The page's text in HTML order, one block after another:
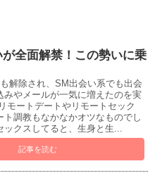
全面解禁！この勢いに乗
解除され、SM出会い系でも出会
みやメールが一気に増えたのを実
モートデートやリモートセック
ト調教もなかなかオツなものでし
ックスしてると、生身と生...
記事を読む